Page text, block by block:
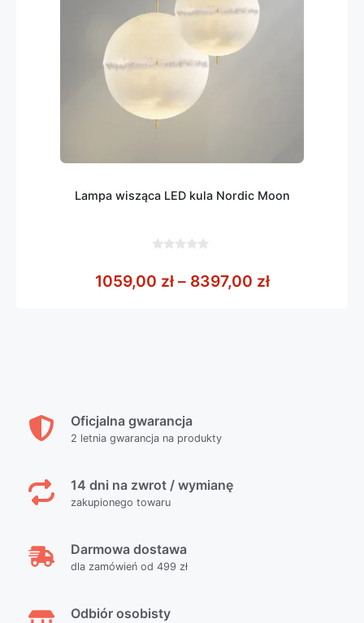
Lampa wisząca LED kula Nordic Moon
5
1059,00 zł – 8397,00 złZakres cen:
Oficjalna gwarancja
2 letnia gwarancja na produkty
14 dni na zwrot / wymianę
zakupionego towaru
Darmowa dostawa
dla zamówień od 499 zł
Odbiór osobisty